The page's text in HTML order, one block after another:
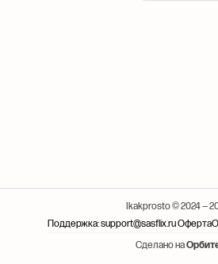
Ikakprosto © 2024 —
Поддержка: support@sasflix.ruОферта
Сделано на